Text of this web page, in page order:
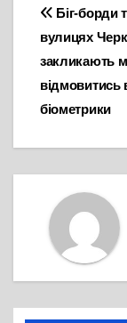
Біг-борди
вулицях
закликають
відмовитись
біометрики